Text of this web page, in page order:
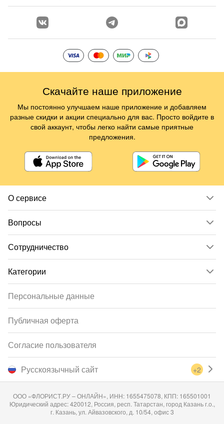
О сервисе
Вопросы
Сотрудничество
Категории
Русскоязычный сайт +2
Персональные данные
Публичная оферта
Согласие пользователя
ООО «ФЛОРИСТ.РУ – ОНЛАЙН», ИНН: 1655475078, КПП: 165501001
Юридический адрес: 420012, Россия, респ. Татарстан, город Казань г.о.,
г. Казань, ул. Айвазовского, д. 10/54, офис 3
Скачайте наше приложение
Мы постоянно улучшаем наше приложение и добавляем
разные скидки и акции специально для вас. Просто войдите в
свой аккаунт, чтобы легко найти самые приятные
предложения.